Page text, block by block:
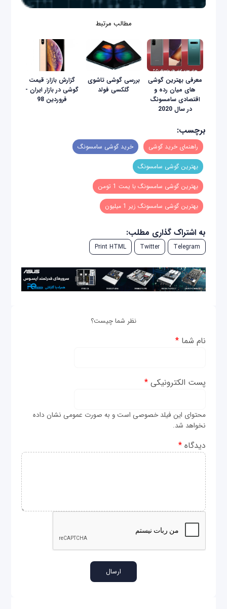
مطالب مرتبط
معرفی بهترین گوشی
های میان رده و
اقتصادی سامسونگ
در سال 2020
بررسی گوشی تاشوی
گلکسی فولد
گزارش بازار: قیمت
گوشی در بازار ایران -
فروردین 98
برچسب:
راهنمای خرید گوشی خرید گوشی سامسونگ
بهترین گوشی سامسونگ
بهترین گوشی سامسونگ با یمت 1 تومن
بهترین گوشی سامسونگ زیر 1 میلیون
به اشتراک گذاری مطلب:
Telegram
Twitter
Print HTML
نظر شما چیست؟
نام شما*
پست الکترونیکی*
محتوای این فیلد خصوصی است و به صورت عمومی نشان داده
نخواهد شد.
دیدگاه*